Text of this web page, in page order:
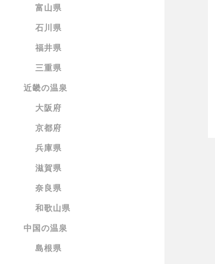
富山県
石川県
福井県
三重県
近畿の温泉
大阪府
京都府
兵庫県
滋賀県
奈良県
和歌山県
中国の温泉
島根県